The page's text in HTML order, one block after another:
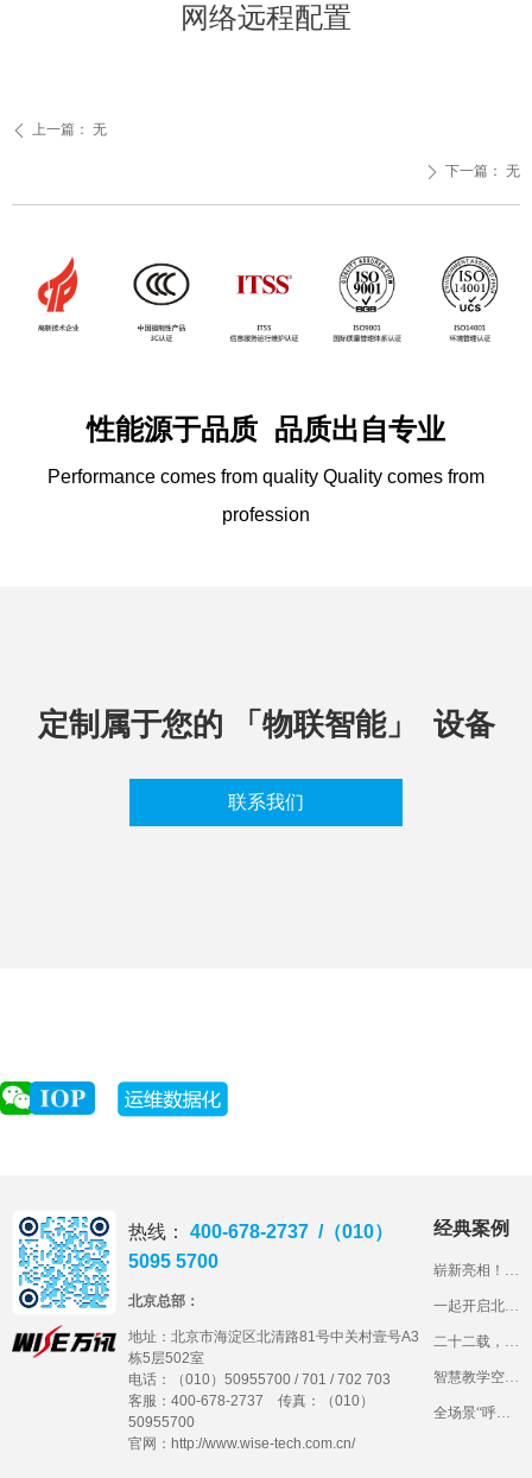
网络远程配置
性能源于品质 品质出自专业
Performance comes from quality Quality comes from
profession
ꄴ 上一篇： 无
ꄲ 下一篇： 无
定制属于您的 「物联智能」 设备
联系我们
崭新亮相！北工商的智慧教室长什么样？
一起开启北京语言大学智慧教室“盲盒”
二十二载，石铁大见证万讯科技产品成长路
智慧教学空间建设，看山东交通学院“1234”妙招！
全场景“呼叫中心”，带您体验长安大学一体化综合管理平台
经典案例
热线： 400-678-2737 /（010）
5095 5700
北京总部：
地址： 北京市海淀区北清路81号中关村壹号A3
栋5层502室
电话：（010）50955700 / 701 / 702 703
客服：400-678-2737 传真：（010）
50955700
官网：http://www.wise-tech.com.cn/